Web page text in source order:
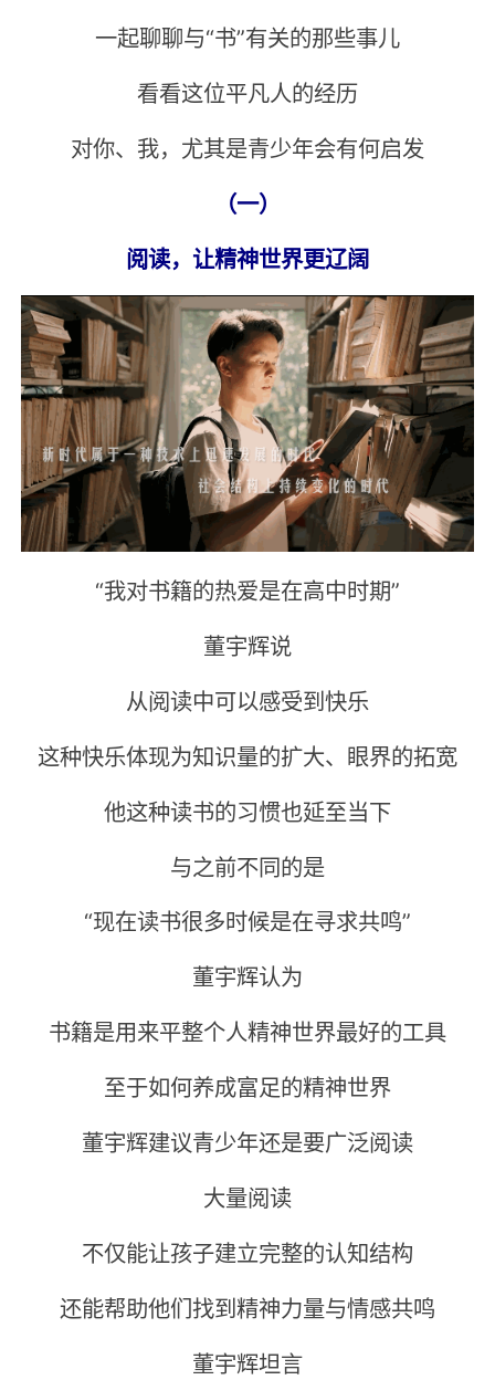
一起聊聊与“书”有关的那些事儿
看看这位平凡人的经历
对你、我，尤其是青少年会有何启发
（一）
阅读，让精神世界更辽阔
“我对书籍的热爱是在高中时期”
董宇辉说
从阅读中可以感受到快乐
这种快乐体现为知识量的扩大、眼界的拓宽
他这种读书的习惯也延至当下
与之前不同的是
“现在读书很多时候是在寻求共鸣”
董宇辉认为
书籍是用来平整个人精神世界最好的工具
至于如何养成富足的精神世界
董宇辉建议青少年还是要广泛阅读
大量阅读
不仅能让孩子建立完整的认知结构
还能帮助他们找到精神力量与情感共鸣
董宇辉坦言